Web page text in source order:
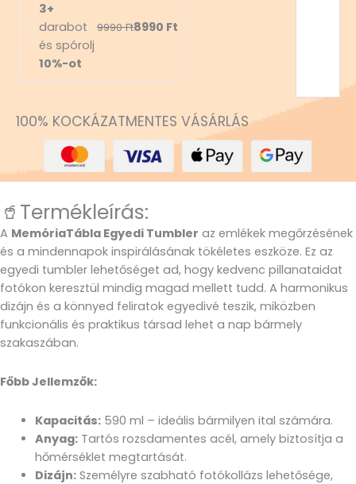
3+
darabot
és spórolj
10%-ot
9990Ft8990 Ft
100% KOCKÁZATMENTES VÁSÁRLÁS
🥤Termékleírás:
A MemóriaTábla Egyedi Tumbler az emlékek megőrzésének
és a mindennapok inspirálásának tökéletes eszköze. Ez az
egyedi tumbler lehetőséget ad, hogy kedvenc pillanataidat
fotókon keresztül mindig magad mellett tudd. A harmonikus
dizájn és a könnyed feliratok egyedivé teszik, miközben
funkcionális és praktikus társad lehet a nap bármely
szakaszában.
Főbb Jellemzők:
Kapacitás:590 ml – ideális bármilyen ital számára.
Anyag:Tartós rozsdamentes acél, amely biztosítja a
hőmérséklet megtartását.
Dizájn:Személyre szabható fotókollázs lehetősége,